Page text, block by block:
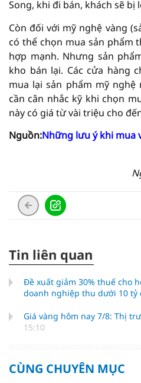
Song, khi đi bán, khách sẽ bị
Còn đối với mỹ nghệ vàng
có thể chọn mua sản phẩm
hợp mạnh. Nhưng sản
kho bán lại. Các cửa hàng
mua lại sản phẩm mỹ nghệ
cần cân nhắc kỹ khi chọn
này có giá từ vài triệu cho
Nguồn:Những lưu ý khi mua
Tin liên quan
Đề xuất giảm 30% thuế cho
doanh nghiệp thu dưới 10 tỷ
Giá vàng hôm nay 7/8: Thị
15:10
CÙNG CHUYÊN MỤC